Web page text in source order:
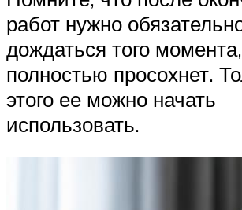
работ нужно
дождаться того
полностью просохнет.
этого ее можно начать
использовать.